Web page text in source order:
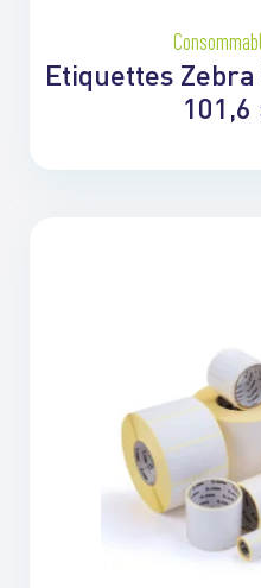
Etiquettes
101,6